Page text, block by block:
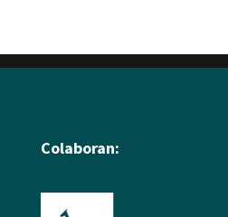
Colaboran: